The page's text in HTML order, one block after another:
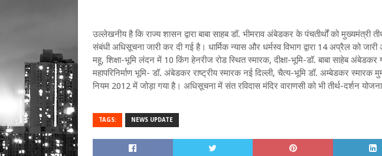
उल्लेखनीय है कि राज्य शासन द्वारा बाबा साहब डॉ. भीमराव अंबेडकर के पंचतीर्थों को मुख्यमंत्री
संबंधी अधिसूचना जारी कर दी गई है। धार्मिक न्यास और धर्मस्व विभाग द्वारा 14 अप्रैल को
महू, शिक्षा-भूमि लंदन में 10 किंग हेनरीज रोड स्थित स्मारक, दीक्षा-भूमि-डॉ. बाबा साहेब
महापरिनिर्माण भूमि- डॉ. अंबेडकर राष्ट्रीय स्मारक नई दिल्ली, चैत्य-भूमि डॉ. अम्बेडकर स्मारक
नियम 2012 में जोड़ा गया है। अधिसूचना में संत रविदास मंदिर वाराणसी को भी तीर्थ-दर्शन
TAGS: NEWS UPDATE